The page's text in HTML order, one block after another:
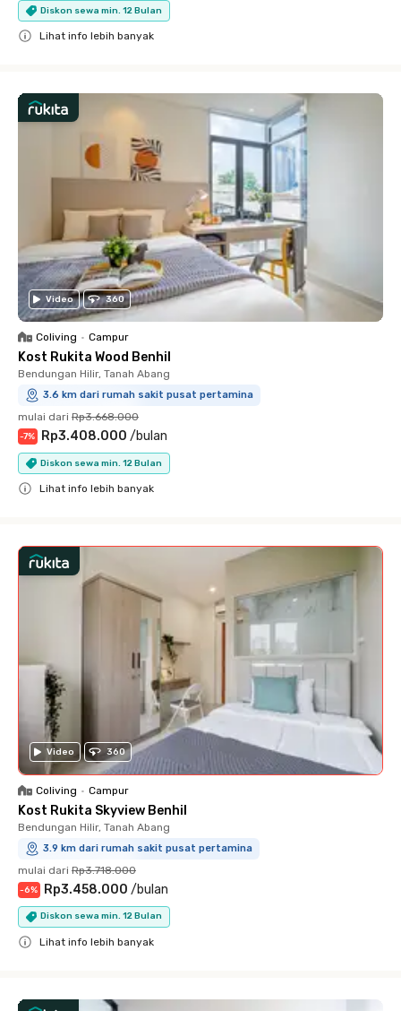
Diskon sewa min. 12 Bulan
Lihat info lebih banyak
Video 360
Coliving • Campur
Kost Rukita Wood Benhil
Bendungan Hilir, Tanah Abang
3.6 km dari rumah sakit pusat pertamina
mulai dari Rp3.668.000
-7% Rp3.408.000 /bulan
Diskon sewa min. 12 Bulan
Lihat info lebih banyak
Video 360
Coliving • Campur
Kost Rukita Skyview Benhil
Bendungan Hilir, Tanah Abang
3.9 km dari rumah sakit pusat pertamina
mulai dari Rp3.718.000
-6% Rp3.458.000 /bulan
Diskon sewa min. 12 Bulan
Lihat info lebih banyak